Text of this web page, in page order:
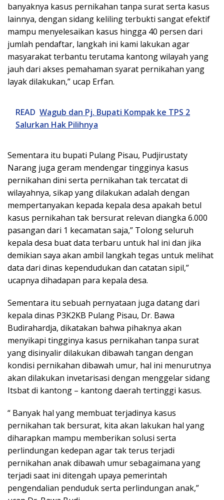
banyaknya kasus pernikahan tanpa surat serta kasus
lainnya, dengan sidang keliling terbukti sangat efektif
mampu menyelesaikan kasus hingga 40 persen dari
jumlah pendaftar, langkah ini kami lakukan agar
masyarakat terbantu terutama kantong wilayah yang
jauh dari akses pemahaman syarat pernikahan yang
layak dilakukan,” ucap Erfan.
READ Wagub dan Pj. Bupati Kompak ke TPS 2
Salurkan Hak Pilihnya
Sementara itu bupati Pulang Pisau, Pudjirustaty
Narang juga geram mendengar tingginya kasus
pernikahan dini serta pernikahan tak tercatat di
wilayahnya, sikap yang dilakukan adalah dengan
mempertanyakan kepada kepala desa apakah betul
kasus pernikahan tak bersurat relevan diangka 6.000
pasangan dari 1 kecamatan saja,” Tolong seluruh
kepala desa buat data terbaru untuk hal ini dan jika
demikian saya akan ambil langkah tegas untuk melihat
data dari dinas kependudukan dan catatan sipil,”
ucapnya dihadapan para kepala desa.
Sementara itu sebuah pernyataan juga datang dari
kepala dinas P3K2KB Pulang Pisau, Dr. Bawa
Budirahardja, dikatakan bahwa pihaknya akan
menyikapi tingginya kasus pernikahan tanpa surat
yang disinyalir dilakukan dibawah tangan dengan
kondisi pernikahan dibawah umur, hal ini menurutnya
akan dilakukan invetarisasi dengan menggelar sidang
Itsbat di kantong – kantong daerah tertinggi kasus.
“ Banyak hal yang membuat terjadinya kasus
pernikahan tak bersurat, kita akan lakukan hal yang
diharapkan mampu memberikan solusi serta
perlindungan kedepan agar tak terus terjadi
pernikahan anak dibawah umur sebagaimana yang
terjadi saat ini ditengah upaya pemerintah
pengendalian penduduk serta perlindungan anak,”